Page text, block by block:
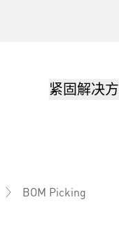
紧固解决
BOM Picking